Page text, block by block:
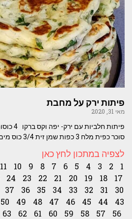
פיתות ירק על מחבת
מאי 31, 2020
סוכר כפית מלח 3 כפות שמן זית 3/4 כוס מים
לצפיה במתכון לחץ כאן
1
2
3
4
5
6
7
8
9
10
11
17
18
19
20
21
22
23
24
30
31
32
33
34
35
36
37
43
44
45
46
47
48
49
50
56
57
58
59
60
61
62
63